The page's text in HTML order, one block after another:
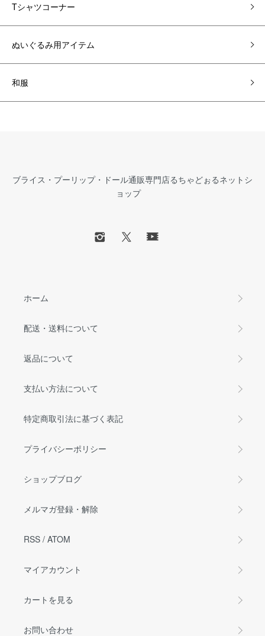
Tシャツコーナー
ぬいぐるみ用アイテム
和服
ブライス・プーリップ・ドール通販専門店るちゃどぉるネットシ
ョップ
ホーム
配送・送料について
返品について
支払い方法について
特定商取引法に基づく表記
プライバシーポリシー
ショップブログ
メルマガ登録・解除
RSS / ATOM
マイアカウント
カートを見る
お問い合わせ